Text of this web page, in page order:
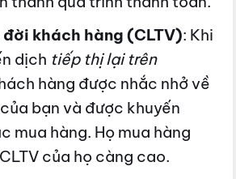
khách hàng (CLTV): Khi
dịch tiếp thị lại trên
hàng được nhắc nhở về
bạn và được khuyến
mua hàng. Họ mua hàng
của họ càng cao.